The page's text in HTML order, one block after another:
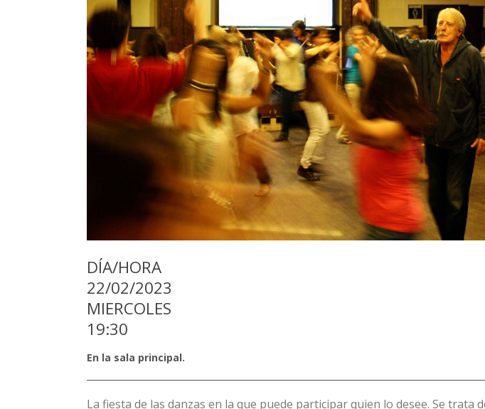
DÍA/HORA
22/02/2023
MIERCOLES
19:30
En la sala principal.
La fiesta de las danzas en la que puede participar quien lo desee. Se